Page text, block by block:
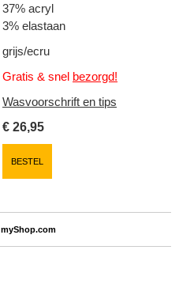
37% acryl
3% elastaan
grijs/ecru
Gratis & snel bezorgd!
Wasvoorschrift en tips
€ 26,95
BESTEL
myShop.com